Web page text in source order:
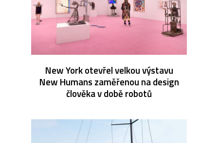
New York otevřel velkou výstavu
New Humans zaměřenou na design
člověka v době robotů